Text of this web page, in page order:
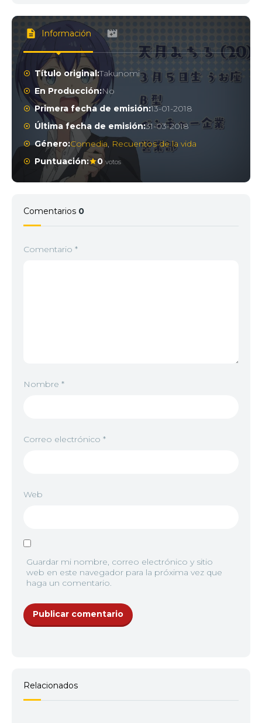
Información
Título original:Takunomi
En Producción:No
Primera fecha de emisión:13-01-2018
Última fecha de emisión:31-03-2018
Género:Comedia, Recuentos de la vida
Puntuación:
0 votos
Comentarios 0
Comentario *
Nombre *
Correo electrónico *
Web
Guardar mi nombre, correo electrónico y sitio
web en este navegador para la próxima vez que
haga un comentario.
Relacionados